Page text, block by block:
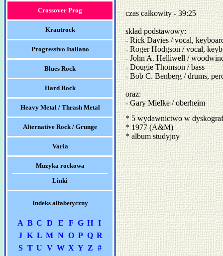
Crossover Prog
Krautrock
Progressivo Italiano
Blues Rock
Hard Rock
Heavy Metal / Thrash Metal
Alternative Rock / Grunge
Varia
Muzyka rockowa
Linki
Indeks alfabetyczny
A B C D E F G H I
J K L M N O P Q R
S T U V W X Y Z #
czas całkowity - 39:25
skład podstawowy:
- Rick Davies / vocal,
- Roger Hodgson / vocal,
- John A. Helliwell /
- Dougie Thomson / bass
- Bob C. Benberg / drums,
oraz:
- Gary Mielke / oberheim
* 5 wydawnictwo w
* 1977 (A&M)
* album studyjny